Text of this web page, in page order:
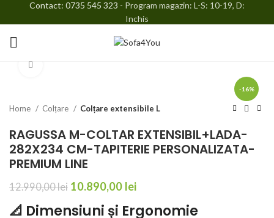
-16%
Home Colțare Colțare extensibile L
RAGUSSA M-COLTAR EXTENSIBIL+LADA-
282X234 CM-TAPITERIE PERSONALIZATA-
PREMIUM LINE
12.990,00lei 10.890,00 lei
📐 Dimensiuni și Ergonomie
Contact: 0735 545 323 - Program magazin: L-S: 10-19, D:
Inchis